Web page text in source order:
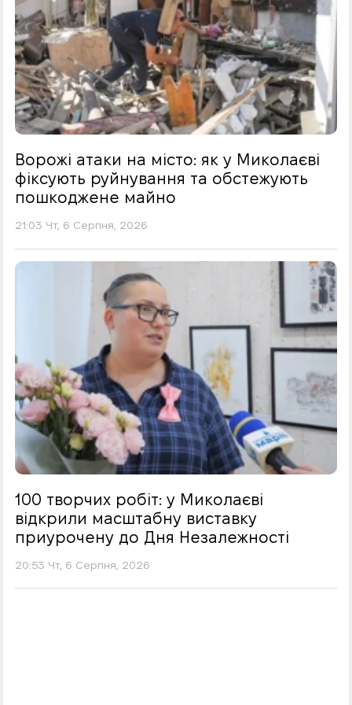
Ворожі атаки на місто: як у Миколаєві
фіксують руйнування та обстежують
пошкоджене майно
21:03 Чт, 6 Серпня, 2026
100 творчих робіт: у Миколаєві
відкрили масштабну виставку
приурочену до Дня Незалежності
20:53 Чт, 6 Серпня, 2026